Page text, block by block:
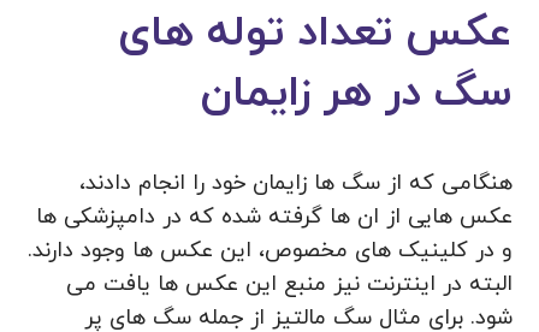
عکس تعداد توله های
سگ در هر زایمان
هنگامی که از سگ ها زایمان خود را انجام دادند،
عکس هایی از ان ها گرفته شده که در دامپزشکی ها
و در کلینیک‌ های مخصوص، این عکس ها وجود دارند.
البته در اینترنت نیز منبع این عکس ها یافت می
شود‌. برای مثال سگ مالتیز از جمله سگ های پر